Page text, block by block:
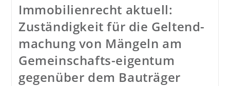
Auf
Schadenersatz
Und
Schmerzensgeld
Immobilienrecht aktuell:
Zuständigkeit für die Geltend-
machung von Mängeln am
Gemeinschafts-eigentum
gegenüber dem Bauträger